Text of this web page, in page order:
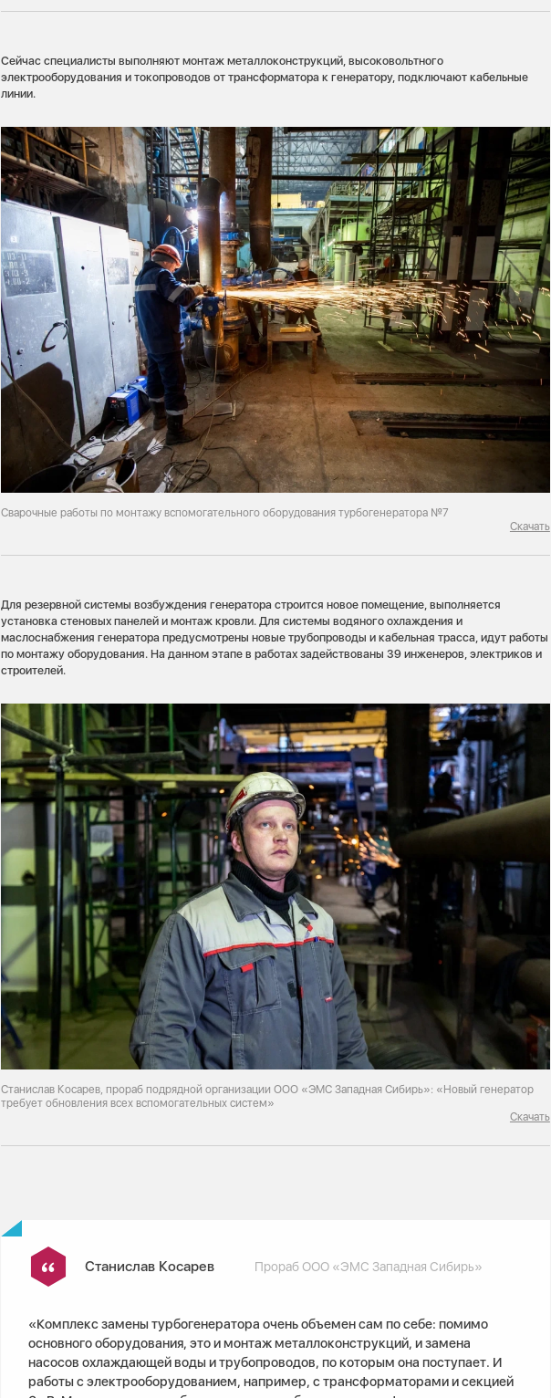
Сейчас специалисты выполняют монтаж металлоконструкций, высоковольтного
электрооборудования и токопроводов от трансформатора к генератору, подключают кабельные
линии.
Сварочные работы по монтажу вспомогательного оборудования турбогенератора №7
Скачать
Для резервной системы возбуждения генератора строится новое помещение, выполняется
установка стеновых панелей и монтаж кровли. Для системы водяного охлаждения и
маслоснабжения генератора предусмотрены новые трубопроводы и кабельная трасса, идут работы
по монтажу оборудования. На данном этапе в работах задействованы 39 инженеров, электриков и
строителей.
Станислав Косарев, прораб подрядной организации ООО «ЭМС Западная Сибирь»: «Новый генератор
требует обновления всех вспомогательных систем»
Скачать
Станислав Косарев Прораб ООО «ЭМС Западная Сибирь»
«Комплекс замены турбогенератора очень объемен сам по себе: помимо
основного оборудования, это и монтаж металлоконструкций, и замена
насосов охлаждающей воды и трубопроводов, по которым она поступает. И
работы с электрооборудованием, например, с трансформаторами и секцией